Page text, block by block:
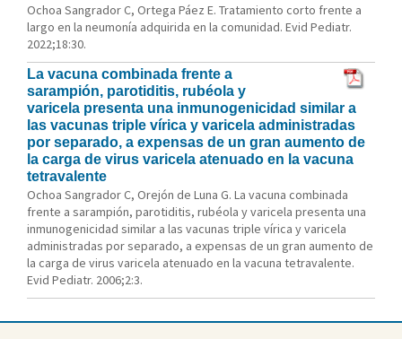
Ochoa Sangrador C, Ortega Páez E. Tratamiento corto frente a
largo en la neumonía adquirida en la comunidad. Evid Pediatr.
2022;18:30.
La vacuna combinada frente a
sarampión, parotiditis, rubéola y
varicela presenta una inmunogenicidad similar a
las vacunas triple vírica y varicela administradas
por separado, a expensas de un gran aumento de
la carga de virus varicela atenuado en la vacuna
tetravalente
Ochoa Sangrador C, Orejón de Luna G. La vacuna combinada
frente a sarampión, parotiditis, rubéola y varicela presenta una
inmunogenicidad similar a las vacunas triple vírica y varicela
administradas por separado, a expensas de un gran aumento de
la carga de virus varicela atenuado en la vacuna tetravalente.
Evid Pediatr. 2006;2:3.